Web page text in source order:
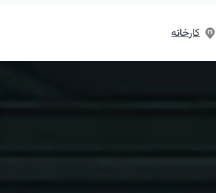
کارخانه